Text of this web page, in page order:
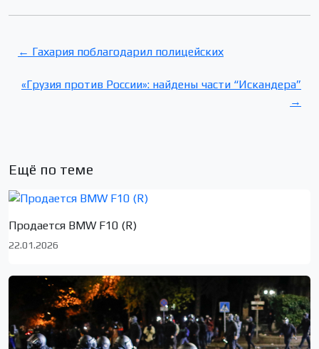
← Гахария поблагодарил полицейских
«Грузия против России»: найдены части “Искандера”
→
Ещё по теме
Продается BMW F10 (R)
22.01.2026